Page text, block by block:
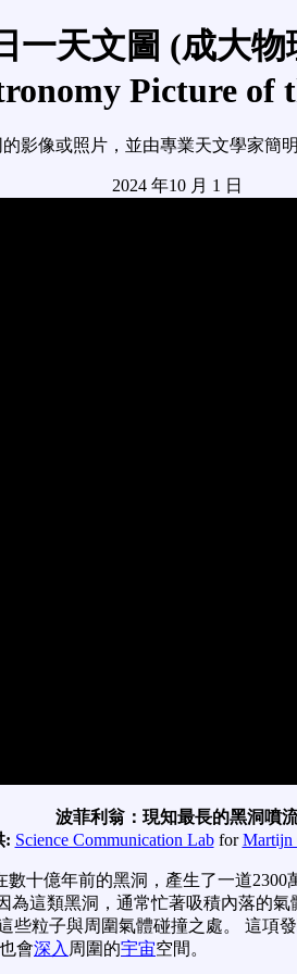
一天文圖 (成大物
Picture of
影像或照片，並由專業天文學家簡
2024 年10 月 1 日
波菲利翁：現知最長的黑洞噴
: Science Communication LabforMartijn
數十億年前的黑洞，產生了一道2300
為這類黑洞，通常忙著吸積內落的
些粒子與周圍氣體碰撞之處。 這項
會深入 周圍的宇宙空間。